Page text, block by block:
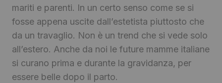
mariti e parenti. In un certo senso come se si
fosse appena uscite dall’estetista piuttosto che
da un travaglio. Non è un trend che si vede solo
all’estero. Anche da noi le future mamme italiane
si curano prima e durante la gravidanza, per
essere belle dopo il parto.